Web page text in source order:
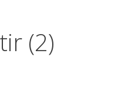
(2)